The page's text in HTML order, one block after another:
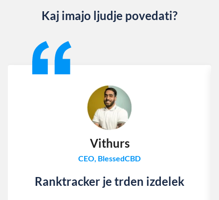
Kaj imajo ljudje povedati?
Vithurs
CEO, BlessedCBD
Ranktracker je trden izdelek